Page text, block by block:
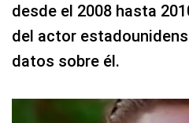
desde el 2008 hasta
del actor
datos sobre él.